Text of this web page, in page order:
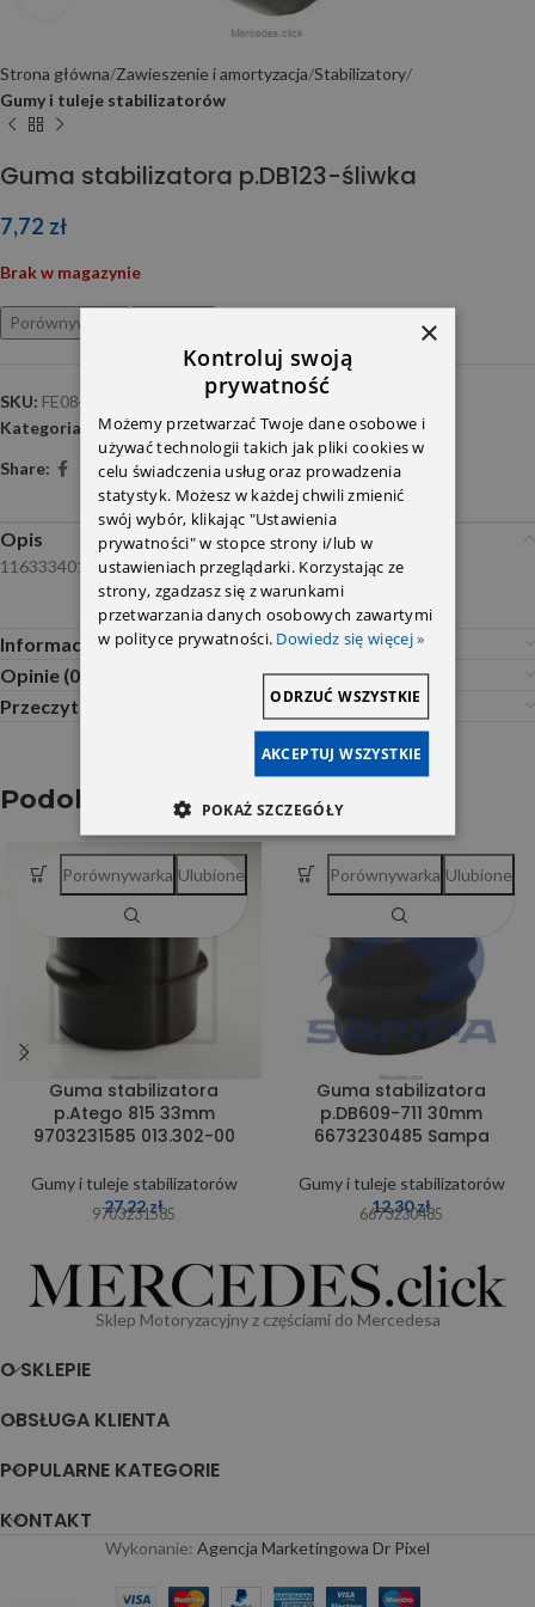
Strona główna Zawieszenie i amortyzacja Stabilizatory
Gumy i tuleje stabilizatorów
Guma stabilizatora p.DB123-śliwka
7,72 zł
Brak w magazynie
Porównywarka
SKU: FE08403
Kategoria:
Gumy i tuleje stabilizatorów
Share:
Opis
1163334014 Febi
Informacje dodatkowe
Opinie (0)
Przeczytaj Przed Zakupem
Podobne produkty
Guma stabilizatora
p.Atego 815 33mm
9703231585 013.302-00
Gumy i tuleje stabilizatorów
27,22zł
9703231585
Porównywarka Ulubione
Guma stabilizatora
p.DB609-711 30mm
6673230485 Sampa
Gumy i tuleje stabilizatorów
12,30zł
6673230485
Porównywarka Ulubione
Sklep Motoryzacyjny z częściami do Mercedesa
O SKLEPIE
OBSŁUGA KLIENTA
POPULARNE KATEGORIE
KONTAKT
Wykonanie: Agencja Marketingowa Dr Pixel
×
Kontroluj swoją
prywatność
Możemy przetwarzać Twoje dane osobowe i
używać technologii takich jak pliki cookies w
celu świadczenia usług oraz prowadzenia
statystyk. Możesz w każdej chwili zmienić
swój wybór, klikając "Ustawienia
prywatności" w stopce strony i/lub w
ustawieniach przeglądarki. Korzystając ze
strony, zgadzasz się z warunkami
przetwarzania danych osobowych zawartymi
w polityce prywatności. Dowiedz się więcej »
AKCEPTUJ WSZYSTKIE
ODRZUĆ WSZYSTKIE
POKAŻ SZCZEGÓŁY